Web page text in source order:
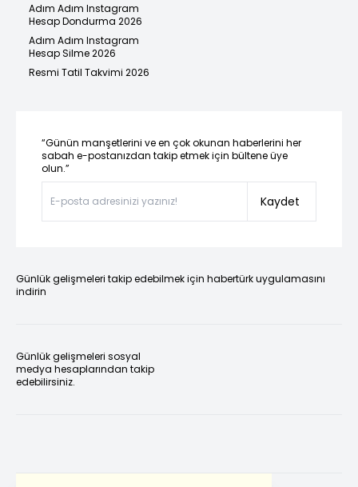
Adım Adım Instagram
Hesap Dondurma 2026
Adım Adım Instagram
Hesap Silme 2026
Resmi Tatil Takvimi 2026
“Günün manşetlerini ve en çok okunan haberlerini her
sabah e-postanızdan takip etmek için bültene üye
olun.”
Kaydet
Günlük gelişmeleri takip edebilmek için habertürk uygulamasını
indirin
Günlük gelişmeleri sosyal
medya hesaplarından takip
edebilirsiniz.